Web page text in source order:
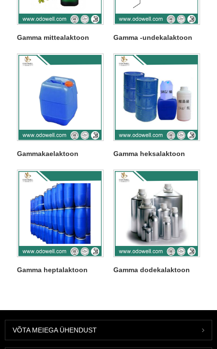
Gamma mittealaktoon Gamma -undekalaktoon
Gammakaelaktoon Gamma heksalaktoon
Gamma heptalaktoon Gamma dodekalaktoon
VÕTA MEIEGA ÜHENDUST